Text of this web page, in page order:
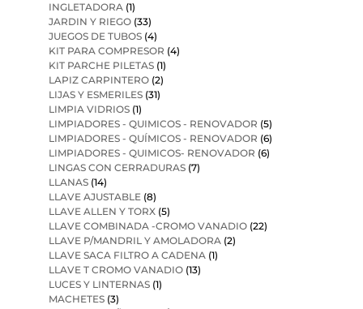
INGLETADORA (1)
JARDIN Y RIEGO (33)
JUEGOS DE TUBOS (4)
KIT PARA COMPRESOR (4)
KIT PARCHE PILETAS (1)
LAPIZ CARPINTERO (2)
LIJAS Y ESMERILES (31)
LIMPIA VIDRIOS (1)
LIMPIADORES - QUIMICOS - RENOVADOR (5)
LIMPIADORES - QUÍMICOS - RENOVADOR (6)
LIMPIADORES - QUIMICOS- RENOVADOR (6)
LINGAS CON CERRADURAS (7)
LLANAS (14)
LLAVE AJUSTABLE (8)
LLAVE ALLEN Y TORX (5)
LLAVE COMBINADA -CROMO VANADIO (22)
LLAVE P/MANDRIL Y AMOLADORA (2)
LLAVE SACA FILTRO A CADENA (1)
LLAVE T CROMO VANADIO (13)
LUCES Y LINTERNAS (1)
MACHETES (3)